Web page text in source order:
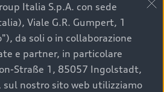
dal Customer Care
dal Concessionario
finalizzare la tua richiesta.
Italia S.p.A. con sede
Viale G.R. Gumpert, 1
da soli o in collaborazione
e partner, in particolare
Straße 1, 85057 Ingolstadt,
sul nostro sito web utilizziamo